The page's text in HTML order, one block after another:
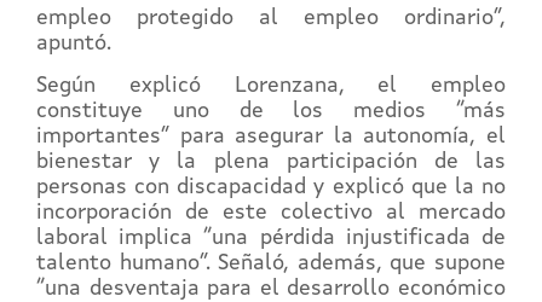
empleo protegido al empleo ordinario”,
apuntó.
Según explicó Lorenzana, el empleo
constituye uno de los medios “más
importantes” para asegurar la autonomía, el
bienestar y la plena participación de las
personas con discapacidad y explicó que la no
incorporación de este colectivo al mercado
laboral implica “una pérdida injustificada de
talento humano”. Señaló, además, que supone
“una desventaja para el desarrollo económico